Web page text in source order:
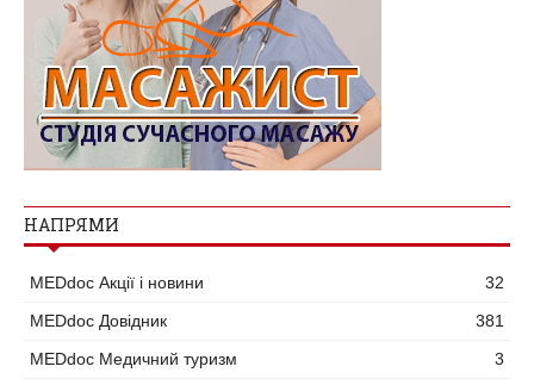
НАПРЯМИ
MEDdoc Акції і новини
32
MEDdoc Довідник
381
MEDdoc Медичний туризм
3